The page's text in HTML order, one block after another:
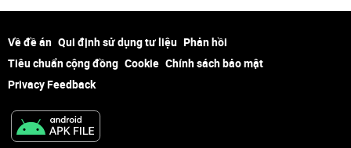
Về đề án Qui định sử dụng tư liệu Phản hồi
Tiêu chuẩn cộng đồng Cookie Chính sách bảo mật
Privacy Feedback